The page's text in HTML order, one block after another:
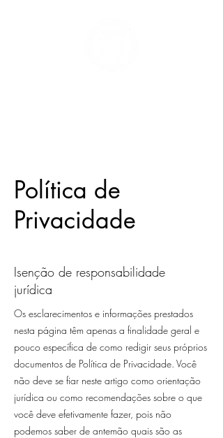
Política de
Privacidade
Isenção de responsabilidade
jurídica
Os esclarecimentos e informações prestados
nesta página têm apenas a finalidade geral e
pouco específica de como redigir seus próprios
documentos de Política de Privacidade. Você
não deve se fiar neste artigo como orientação
jurídica ou como recomendações sobre o que
você deve efetivamente fazer, pois não
podemos saber de antemão quais são as